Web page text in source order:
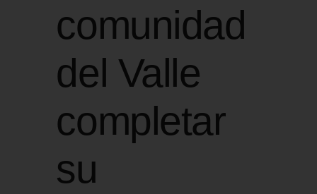
comunidad
del Valle
completar
su